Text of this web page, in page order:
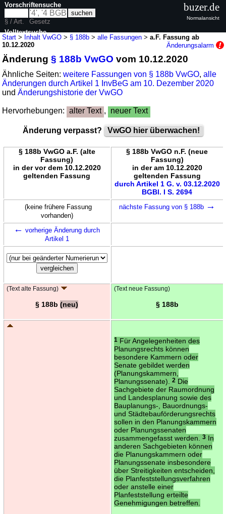
Start > Inhalt VwGO > § 188b >alle Fassungen >a.F. Fassung ab
10.12.2020
Änderungsalarm
Änderung§ 188b VwGO vom 10.12.2020
Ähnliche Seiten:weitere Fassungen von § 188b VwGO,alle
Änderungen durch Artikel 1 InvBeG am 10. Dezember 2020
undÄnderungshistorie der VwGO
Hervorhebungen: alter Text , neuer Text
Änderung verpasst? VwGO hier überwachen!
§ 188b VwGO a.F. (alte
Fassung)
in der vor dem 10.12.2020
geltenden Fassung
§ 188b VwGO n.F. (neue
Fassung)
in der am 10.12.2020
geltenden Fassung
durch Artikel 1 G. v. 03.12.2020
BGBl. I S. 2694
(keine frühere Fassung
vorhanden)
nächste Fassung von § 188b →
← vorherige Änderung durch
Artikel 1
(Text alte Fassung)
§ 188b (neu)
(Text neue Fassung)
§ 188b
1Für Angelegenheiten des
Planungsrechts können
besondere Kammern oder
Senate gebildet werden
(Planungskammern,
Planungssenate).
2Die
Sachgebiete der Raumordnung
und Landesplanung sowie des
Bauplanungs-, Bauordnungs-
und Städtebauförderungsrechts
sollen in den Planungskammern
oder Planungssenaten
zusammengefasst werden.
3In
anderen Sachgebieten können
die Planungskammern oder
Planungssenate insbesondere
über Streitigkeiten entscheiden,
die Planfeststellungsverfahren
oder anstelle einer
Planfeststellung erteilte
Genehmigungen betreffen.
Vorschriftensuche
§ / Art.
Gesetz
Volltextsuche
buzer.de
Normalansicht